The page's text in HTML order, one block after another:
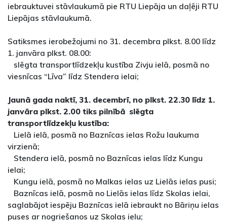
iebrauktuvei stāvlaukumā pie RTU Liepāja un daļēji RTU
Liepājas stāvlaukumā.
Satiksmes ierobežojumi no 31. decembra plkst. 8.00 līdz
1. janvāra plkst. 08.00:
slēgta transportlīdzekļu kustība Zivju ielā, posmā no
viesnīcas “Līva” līdz Stendera ielai;
Jaunā gada naktī, 31. decembrī, no plkst. 22.30 līdz 1.
janvāra plkst. 2.00 tiks pilnībā slēgta
transportlīdzekļu kustība:
Lielā ielā, posmā no Baznīcas ielas Rožu laukuma
virzienā;
Stendera ielā, posmā no Baznīcas ielas līdz Kungu
ielai;
Kungu ielā, posmā no Malkas ielas uz Lielās ielas pusi;
Baznīcas ielā, posmā no Lielās ielas līdz Skolas ielai,
saglabājot iespēju Baznīcas ielā iebraukt no Bāriņu ielas
puses ar nogriešanos uz Skolas ielu;